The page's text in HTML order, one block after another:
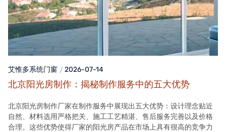
艾惟多系统门窗 2026-07-14
北京阳光房制作：揭秘制作服务中的五大优势
北京阳光房制作厂家在制作服务中展现出五大优势：设计理念贴近
自然、材料选用严格把关、施工工艺精湛、售后服务完善以及价格
合理。这些优势使得厂家的阳光房产品在市场上具有很高的竞争力